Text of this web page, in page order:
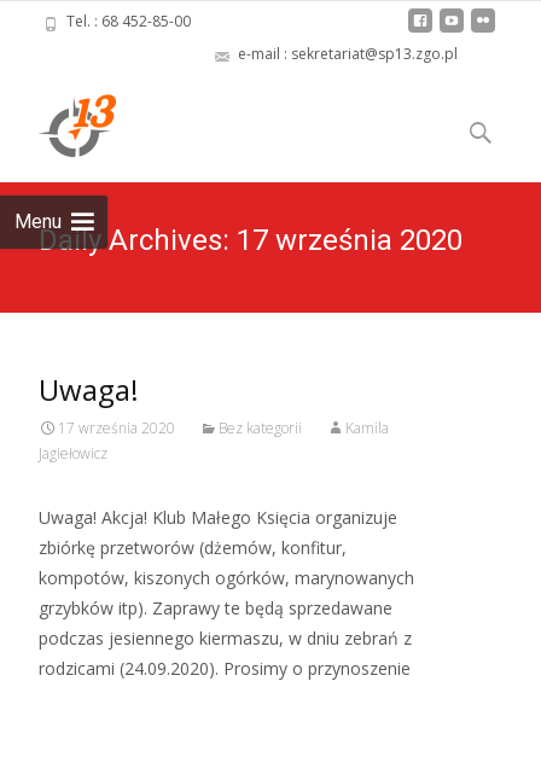
Tel. : 68 452-85-00
e-mail : sekretariat@sp13.zgo.pl
Menu
to
content
Szukaj:
Daily Archives: 17 września 2020
Uwaga!
17 września 2020 Bez kategorii
Kamila
Jagiełowicz
Uwaga! Akcja! Klub Małego Księcia organizuje
zbiórkę przetworów (dżemów, konfitur,
kompotów, kiszonych ogórków, marynowanych
grzybków itp). Zaprawy te będą sprzedawane
podczas jesiennego kiermaszu, w dniu zebrań z
rodzicami (24.09.2020). Prosimy o przynoszenie